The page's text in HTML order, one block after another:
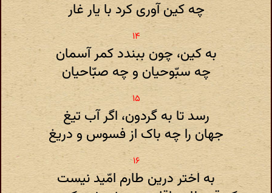
چه کین آوری کرد با یار غار
به کین، چون ببندد کمر آسمان
چه سبّوحیان و چه صبّاحیان
رسد تا به گردون، اگر آب تیغ
جهان را چه باک از فسوس و دریغ
به اختر درین طارم امّید نیست